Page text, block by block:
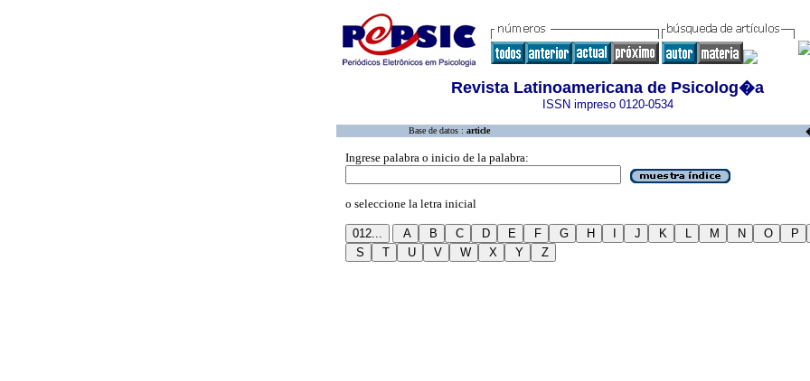
Revista Latinoamericana de Psicolog�a
ISSN impreso 0120-0534
Base de datos : article
Ingrese palabra o inicio de la palabra:
o seleccione la letra inicial